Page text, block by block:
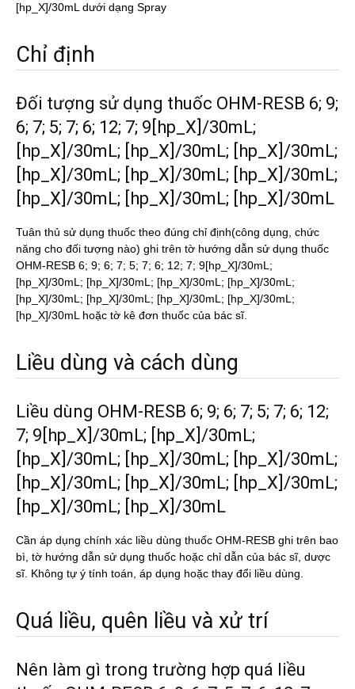
[hp_X]/30mL dưới dạng Spray
Chỉ định
Đối tượng sử dụng thuốc OHM-RESB 6; 9;
6; 7; 5; 7; 6; 12; 7; 9[hp_X]/30mL;
[hp_X]/30mL; [hp_X]/30mL; [hp_X]/30mL;
[hp_X]/30mL; [hp_X]/30mL; [hp_X]/30mL;
[hp_X]/30mL; [hp_X]/30mL; [hp_X]/30mL
Tuân thủ sử dụng thuốc theo đúng chỉ định(công dụng, chức
năng cho đối tượng nào) ghi trên tờ hướng dẫn sử dụng thuốc
OHM-RESB 6; 9; 6; 7; 5; 7; 6; 12; 7; 9[hp_X]/30mL;
[hp_X]/30mL; [hp_X]/30mL; [hp_X]/30mL; [hp_X]/30mL;
[hp_X]/30mL; [hp_X]/30mL; [hp_X]/30mL; [hp_X]/30mL;
[hp_X]/30mL hoặc tờ kê đơn thuốc của bác sĩ.
Liều dùng và cách dùng
Liều dùng OHM-RESB 6; 9; 6; 7; 5; 7; 6; 12;
7; 9[hp_X]/30mL; [hp_X]/30mL;
[hp_X]/30mL; [hp_X]/30mL; [hp_X]/30mL;
[hp_X]/30mL; [hp_X]/30mL; [hp_X]/30mL;
[hp_X]/30mL; [hp_X]/30mL
Cần áp dụng chính xác liều dùng thuốc OHM-RESB ghi trên bao
bì, tờ hướng dẫn sử dụng thuốc hoặc chỉ dẫn của bác sĩ, dược
sĩ. Không tự ý tính toán, áp dụng hoặc thay đổi liều dùng.
Quá liều, quên liều và xử trí
Nên làm gì trong trường hợp quá liều